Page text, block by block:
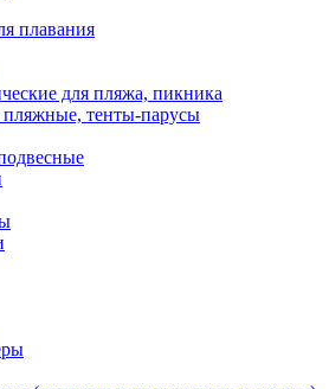
плавания
для пляжа, пикника
тенты-парусы